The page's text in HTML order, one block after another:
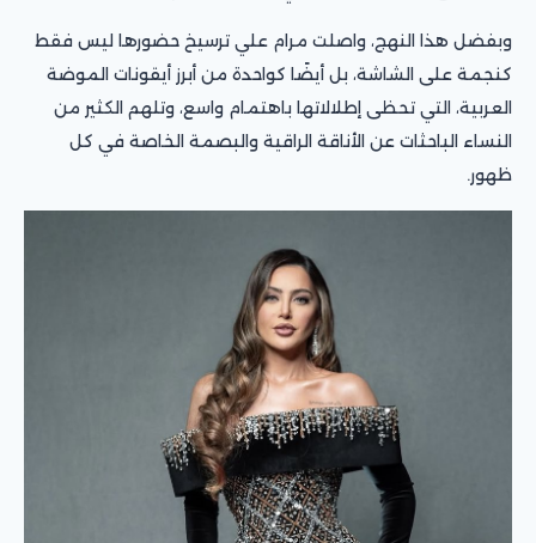
وبفضل هذا النهج، واصلت مرام علي ترسيخ حضورها ليس فقط
كنجمة على الشاشة، بل أيضًا كواحدة من أبرز أيقونات الموضة
العربية، التي تحظى إطلالاتها باهتمام واسع، وتلهم الكثير من
النساء الباحثات عن الأناقة الراقية والبصمة الخاصة في كل
ظهور.